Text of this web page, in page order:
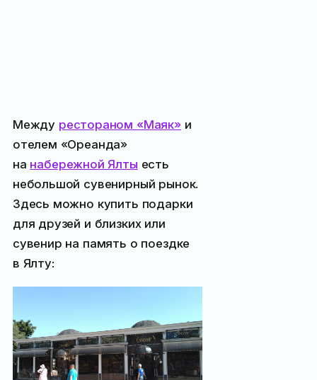
Между рестораном «Маяк»и
отелем «Ореанда»
на набережной Ялты есть
небольшой сувенирный рынок.
Здесь можно купить подарки
для друзей и близких или
сувенир на память о поездке
в Ялту: